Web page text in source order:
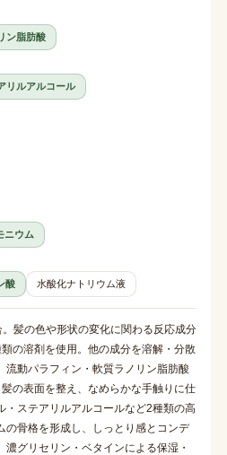
ン脂肪酸
リルアルコール
ニウム
酸 水酸化ナトリウム液
髪の色や形状の変化に関わる反応成分
の溶剤を使用。他の成分を溶解・分散
流動パラフィン・軟質ラノリン脂肪酸
の表面を整え、なめらかな手触りに仕
・ステアリルアルコールなど2種類の高
の骨格を形成し、しっとり感とコンデ
グリセリン・ベタインによる保湿・